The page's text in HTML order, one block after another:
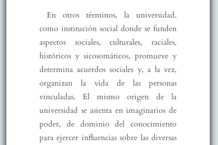
En otros términos, la universidad,
como institución social donde se funden
aspectos sociales, culturales, raciales,
históricos y sicosomáticos, promueve y
determina acuerdos sociales y, a la vez,
organizan la vida de las personas
vinculadas. El mismo origen de la
universidad se asienta en imaginarios de
poder, de dominio del conocimiento
para ejercer influencias sobre las diversas